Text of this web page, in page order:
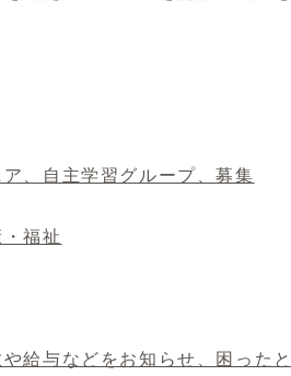
、自主学習グループ、募集
福祉
給与などをお知らせ、困った